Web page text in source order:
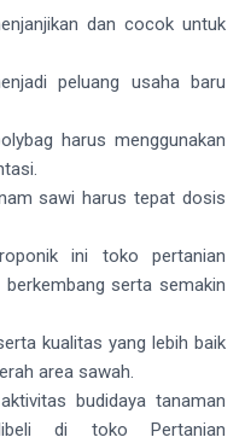
dan cocok untuk
peluang usaha baru
harus menggunakan
sawi harus tepat dosis
ini toko pertanian
serta semakin
kualitas yang lebih baik
area sawah.
budidaya tanaman
di toko Pertanian